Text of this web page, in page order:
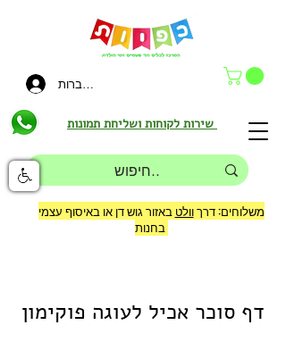
להתחברות
משלוחים: דרךוולט באזור גוש דן או באיסוף עצמי
בחנות
דף סוכר אכיל לעוגה פוקימון